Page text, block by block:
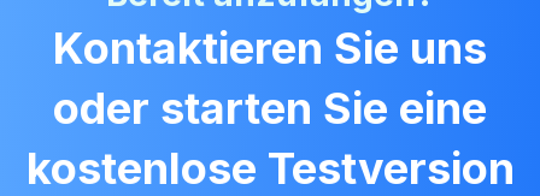
Kontaktieren Sie uns
oder starten Sie eine
kostenlose Testversion